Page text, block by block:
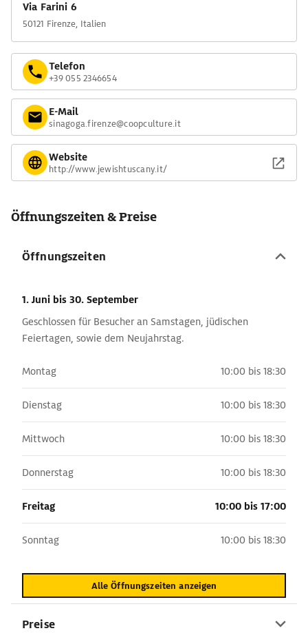
Via Farini 6
50121 Firenze, Italien
Telefon
+39 055 2346654
E-Mail
sinagoga.firenze@coopculture.it
Website
http://www.jewishtuscany.it/
Öffnungszeiten & Preise
Öffnungszeiten
1. Juni bis 30. September
Geschlossen für Besucher an Samstagen, jüdischen
Feiertagen, sowie dem Neujahrstag.
Montag 10:00 bis 18:30
Dienstag 10:00 bis 18:30
Mittwoch 10:00 bis 18:30
Donnerstag 10:00 bis 18:30
Freitag 10:00 bis 17:00
Sonntag 10:00 bis 18:30
Alle Öffnungszeiten anzeigen
Preise